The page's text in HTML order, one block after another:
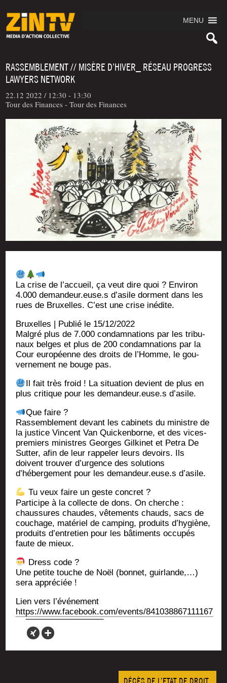
MENU
RASSEMBLEMENT // MISÈRE D’HIVER_ RÉSEAU PROGRESS
LAWYERS NETWORK
22.12 2022 / 12:30 - 13:30
Tour des Finances - Tour des Finances
La crise de l’accueil, ça veut dire quoi ? Envi­ron
4.000 demandeur.euse.s d’asile dorment dans les
rues de Bruxelles. C’est une crise inédite.
Bruxelles | Publié le 15/12/2022
Mal­gré plus de 7.000 condam­na­tions par les tri­bu­
naux belges et plus de 200 condam­na­tions par la
Cour euro­péenne des droits de l’Homme, le gou­
ver­ne­ment ne bouge pas.
Il fait très froid ! La situa­tion devient de plus en
plus cri­tique pour les demandeur.euse.s d’asile.
Que faire ?
Ras­sem­ble­ment devant les cabi­nets du ministre de
la jus­tice Vincent Van Qui­cken­borne, et des vices-
pre­miers ministres Georges Gil­ki­net et Petra De
Sut­ter, afin de leur rap­pe­ler leurs devoirs. Ils
doivent trou­ver d’urgence des solu­tions
d’hébergement pour les demandeur.euse.s d’asile.
Tu veux faire un geste concret ?
Par­ti­cipe à la col­lecte de dons. On cherche :
chaus­sures chaudes, vête­ments chauds, sacs de
cou­chage, maté­riel de cam­ping, pro­duits d’hygiène,
pro­duits d’entretien pour les bâti­ments occu­pés
faute de mieux.
Dress code ?
Une petite touche de Noël (bon­net, guir­lande,…)
sera appréciée !
Lien vers l’é­vé­ne­ment
https://www.facebook.com/events/841038867111167